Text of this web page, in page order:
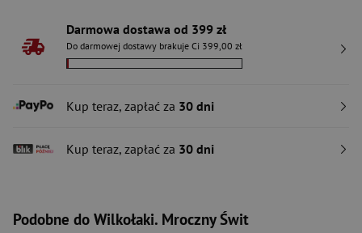
Darmowa dostawa od 399 zł
Do darmowej dostawy brakuje Ci 399,00 zł
Kup teraz, zapłać za 30 dni
Kup teraz, zapłać za 30 dni
Podobne do Wilkołaki. Mroczny Świt